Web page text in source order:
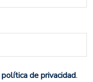
política de privacidad.